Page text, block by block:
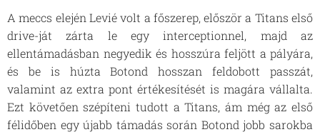
A meccs elején Levié volt a főszerep, először a Titans első
drive-ját zárta le egy interceptionnel, majd az
ellentámadásban negyedik és hosszúra feljött a pályára,
és be is húzta Botond hosszan feldobott passzát,
valamint az extra pont értékesítését is magára vállalta.
Ezt követően szépíteni tudott a Titans, ám még az első
félidőben egy újabb támadás során Botond jobb sarokba